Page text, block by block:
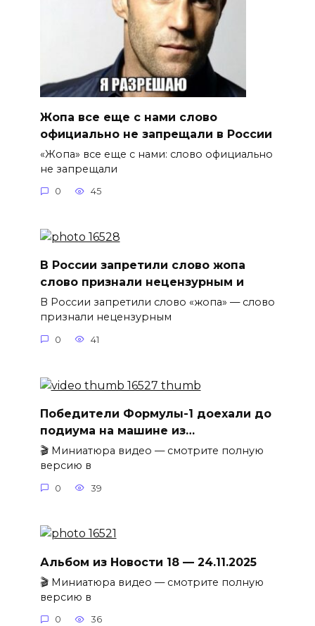
Жопа все еще с нами слово
официально не запрещали в России
«Жопа» все еще с нами: слово официально
не запрещали
0 45
В России запретили слово жопа
слово признали нецензурным и
В России запретили слово «жопа» — слово
признали нецензурным
0 41
Победители Формулы-1 доехали до
подиума на машине из…
🎬 Миниатюра видео — смотрите полную
версию в
0 39
Альбом из Новости 18 — 24.11.2025
🎬 Миниатюра видео — смотрите полную
версию в
0 36